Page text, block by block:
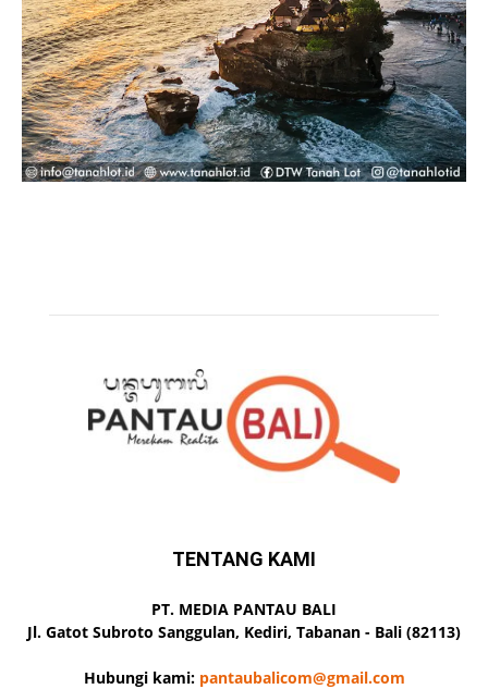
TENTANG KAMI
PT. MEDIA PANTAU BALI
Jl. Gatot Subroto Sanggulan, Kediri, Tabanan - Bali (82113)
Hubungi kami: pantaubalicom@gmail.com